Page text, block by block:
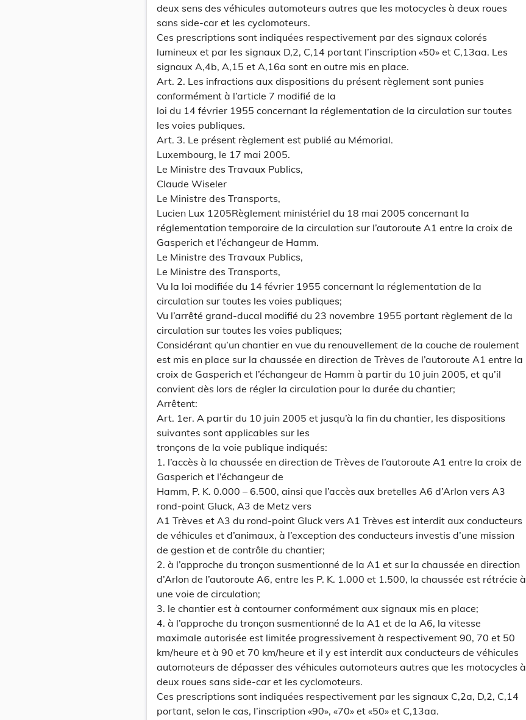
deux sens des véhicules automoteurs autres que les motocycles à deux roues
sans side-car et les cyclomoteurs.
Ces prescriptions sont indiquées respectivement par des signaux colorés
lumineux et par les signaux D,2, C,14 portant l’inscription «50» et C,13aa. Les
signaux A,4b, A,15 et A,16a sont en outre mis en place.
Art. 2. Les infractions aux dispositions du présent règlement sont punies
conformément à l’article 7 modifié de la
loi du 14 février 1955 concernant la réglementation de la circulation sur toutes
les voies publiques.
Art. 3. Le présent règlement est publié au Mémorial.
Luxembourg, le 17 mai 2005.
Le Ministre des Travaux Publics,
Claude Wiseler
Le Ministre des Transports,
Lucien Lux 1205Règlement ministériel du 18 mai 2005 concernant la
réglementation temporaire de la circulation sur l’autoroute A1 entre la croix de
Gasperich et l’échangeur de Hamm.
Le Ministre des Travaux Publics,
Le Ministre des Transports,
Vu la loi modifiée du 14 février 1955 concernant la réglementation de la
circulation sur toutes les voies publiques;
Vu l’arrêté grand-ducal modifié du 23 novembre 1955 portant règlement de la
circulation sur toutes les voies publiques;
Considérant qu’un chantier en vue du renouvellement de la couche de roulement
est mis en place sur la chaussée en direction de Trèves de l’autoroute A1 entre la
croix de Gasperich et l’échangeur de Hamm à partir du 10 juin 2005, et qu’il
convient dès lors de régler la circulation pour la durée du chantier;
Arrêtent:
Art. 1er. A partir du 10 juin 2005 et jusqu’à la fin du chantier, les dispositions
suivantes sont applicables sur les
tronçons de la voie publique indiqués:
1. l’accès à la chaussée en direction de Trèves de l’autoroute A1 entre la croix de
Gasperich et l’échangeur de
Hamm, P. K. 0.000 – 6.500, ainsi que l’accès aux bretelles A6 d’Arlon vers A3
rond-point Gluck, A3 de Metz vers
A1 Trèves et A3 du rond-point Gluck vers A1 Trèves est interdit aux conducteurs
de véhicules et d’animaux, à l’exception des conducteurs investis d’une mission
de gestion et de contrôle du chantier;
2. à l’approche du tronçon susmentionné de la A1 et sur la chaussée en direction
d’Arlon de l’autoroute A6, entre les P. K. 1.000 et 1.500, la chaussée est rétrécie à
une voie de circulation;
3. le chantier est à contourner conformément aux signaux mis en place;
4. à l’approche du tronçon susmentionné de la A1 et de la A6, la vitesse
maximale autorisée est limitée progressivement à respectivement 90, 70 et 50
km/heure et à 90 et 70 km/heure et il y est interdit aux conducteurs de véhicules
automoteurs de dépasser des véhicules automoteurs autres que les motocycles à
deux roues sans side-car et les cyclomoteurs.
Ces prescriptions sont indiquées respectivement par les signaux C,2a, D,2, C,14
portant, selon le cas, l’inscription «90», «70» et «50» et C,13aa.